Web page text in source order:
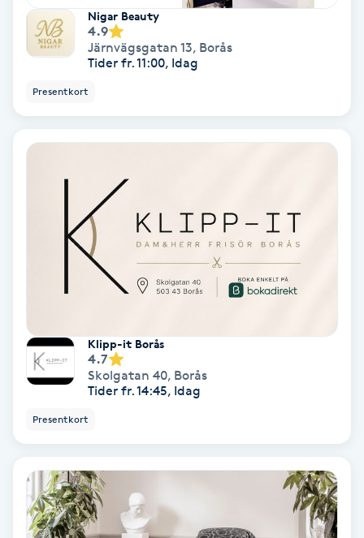
Pedikyr
Permanent
Permanent ögonbrynsmakeup
Personal shopper
Picolaser
Pigmentfläckar
Plastikkirurgi
Nigar Beauty
4.9
Järnvägsgatan 13, Borås
Tider fr. 11:00, Idag
Presentkort
Klipp-it Borås
4.7
Skolgatan 40, Borås
Tider fr. 14:45, Idag
Presentkort